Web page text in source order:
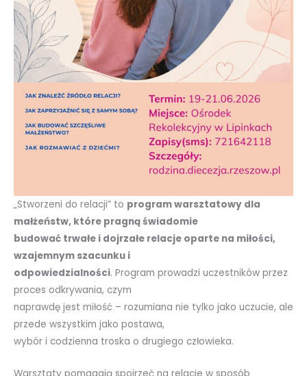
„Stworzeni do relacji” to program warsztatowy dla
małżeństw, które pragną świadomie
budować trwałe i dojrzałe relacje oparte na miłości,
wzajemnym szacunku i
odpowiedzialności. Program prowadzi uczestników przez
proces odkrywania, czym
naprawdę jest miłość – rozumiana nie tylko jako uczucie, ale
przede wszystkim jako postawa,
wybór i codzienna troska o drugiego człowieka.
Warsztaty pomagają spojrzeć na relacje w sposób